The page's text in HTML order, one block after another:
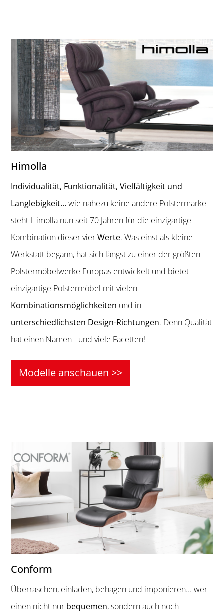
Himolla
Individualität, Funktionalität, Vielfältigkeit und
Langlebigkeit... wie nahezu keine andere Polstermarke
steht Himolla nun seit 70 Jahren für die einzigartige
Kombination dieser vierWerte. Was einst als kleine
Werkstatt begann, hat sich längst zu einer der größten
Polstermöbelwerke Europas entwickelt und bietet
einzigartige Polstermöbel mit vielen
Kombinationsmöglichkeiten und in
unterschiedlichsten Design-Richtungen. Denn Qualität
hat einen Namen - und viele Facetten!
Modelle anschauen >>
Conform
Überraschen, einladen, behagen und imponieren... wer
einen nicht nur bequemen, sondern auch noch